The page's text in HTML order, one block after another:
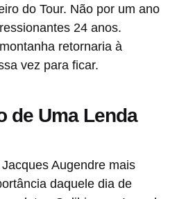
do Tour. Não por um ano
24 anos.
retornaria à
vez para ficar.
de Uma Lenda
Augendre mais
daquele dia de